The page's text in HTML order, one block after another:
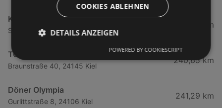
KSV Holstein von 1900 E.V.
Steenbeker Weg 150, 24106 Kiel
240,08 km
TC Kieler Förde e.V.
Braunstraße 40, 24145 Kiel
240,65 km
Döner Olympia
Gurlittstraße 8, 24106 Kiel
241,29 km
COOKIES ABLEHNEN
DETAILS ANZEIGEN
POWERED BY COOKIESCRIPT